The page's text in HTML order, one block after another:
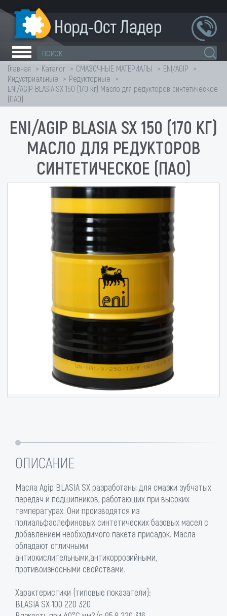
Главная Каталог СМАЗОЧНЫЕ МАТЕРИАЛЫ
ENI/AGIP
Индустриальные
Редукторные
ENI/AGIP BLASIA SX 150 (170 кг) Масло для редукторов синтетическое
(ПАО)
ENI/AGIP BLASIA SX 150 (170 КГ)
МАСЛО ДЛЯ РЕДУКТОРОВ
СИНТЕТИЧЕСКОЕ (ПАО)
ОПИСАНИЕ
Масла Agip BLASIA SX разработаны для смазки зубчатых
передач и подшипников, работающих при высоких
температурах. Они производятся из
полиальфаолефиновых синтетических базовых масел с
добавлением необходимого пакета присадок. Масла
обладают отличными
антиокислительными,антикоррозийными,
противоизносными свойствами.
Характеристики (типовые показатели):
BLASIA SX 100 220 320